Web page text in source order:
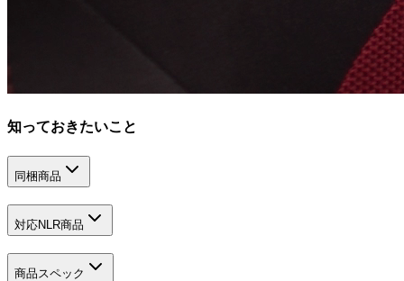
知っておきたいこと
同梱商品
対応NLR商品
商品スペック